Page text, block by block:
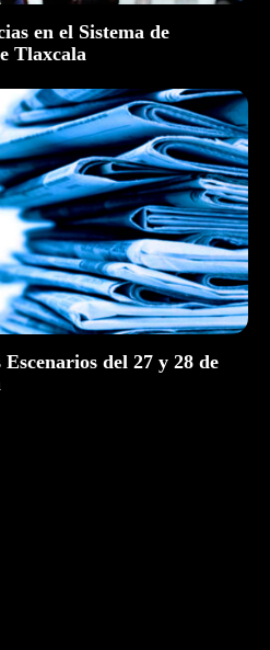
en el Sistema de
Tlaxcala
del 27 y 28 de